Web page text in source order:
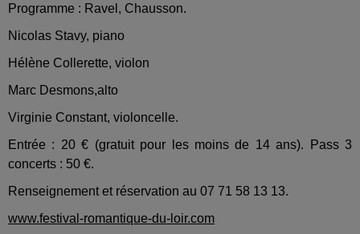
Programme : Ravel, Chausson.
Nicolas Stavy, piano
Hélène Collerette, violon
Marc Desmons,alto
Virginie Constant, violoncelle.
Entrée : 20 € (gratuit pour les moins de 14 ans). Pass 3
concerts : 50 €.
Renseignement et réservation au 07 71 58 13 13.
www.festival-romantique-du-loir.com